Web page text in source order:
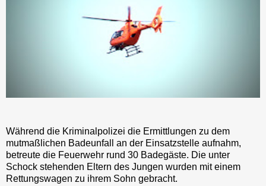
Während die Kriminalpolizei die Ermittlungen zu dem
mutmaßlichen Badeunfall an der Einsatzstelle aufnahm,
betreute die Feuerwehr rund 30 Badegäste. Die unter
Schock stehenden Eltern des Jungen wurden mit einem
Rettungswagen zu ihrem Sohn gebracht.